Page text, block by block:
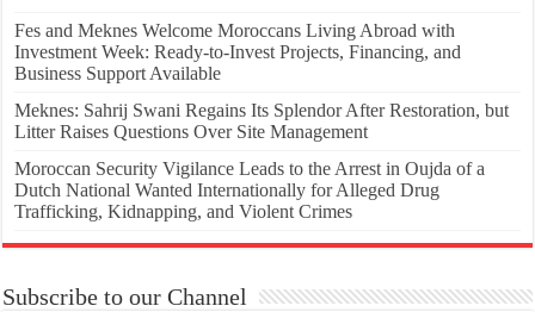
Fes and Meknes Welcome Moroccans Living Abroad with
Investment Week: Ready-to-Invest Projects, Financing, and
Business Support Available
Meknes: Sahrij Swani Regains Its Splendor After Restoration, but
Litter Raises Questions Over Site Management
Moroccan Security Vigilance Leads to the Arrest in Oujda of a
Dutch National Wanted Internationally for Alleged Drug
Trafficking, Kidnapping, and Violent Crimes
Subscribe to our Channel